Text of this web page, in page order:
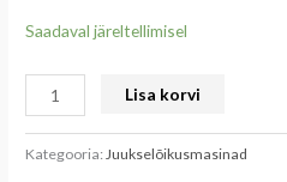
Saadaval järeltellimisel
Lisa korvi
Kategooria:Juukselõikusmasinad